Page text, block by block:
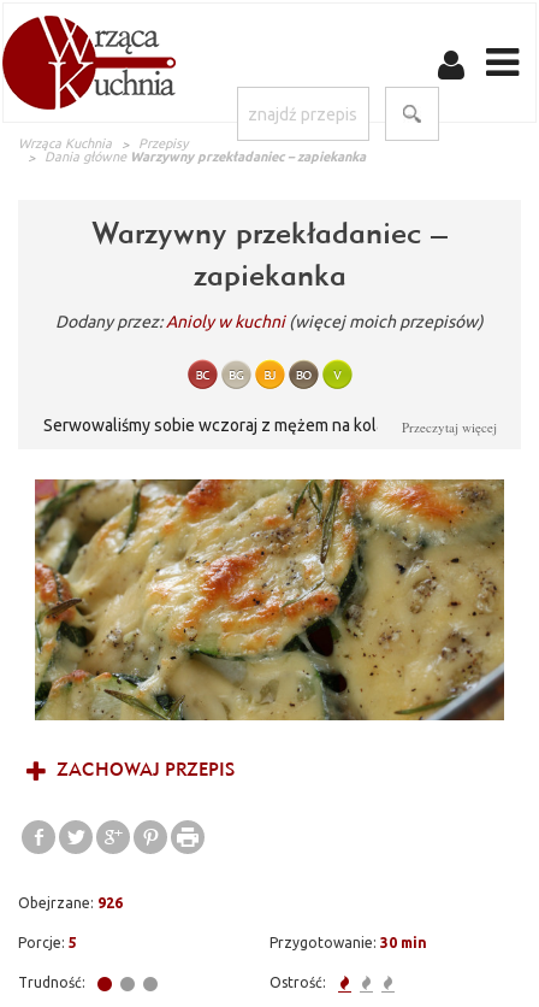
Wrząca Kuchnia
Przepisy
Dania główne Warzywny przekładaniec – zapiekanka
Warzywny przekładaniec –
zapiekanka
Dodany przez:Anioly w kuchni (więcej moich przepisów)
Serwowaliśmy sobie wczoraj z mężem na kolację:) Była praca
wypróbujecie...
Przeczytaj więcej
ZACHOWAJ PRZEPIS
Obejrzane: 926
Porcje: 5 Przygotowanie: 30 min
Trudność: Ostrość: